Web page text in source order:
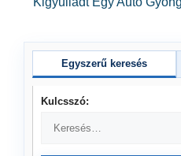
Egyszerű keresés
Kulcsszó: